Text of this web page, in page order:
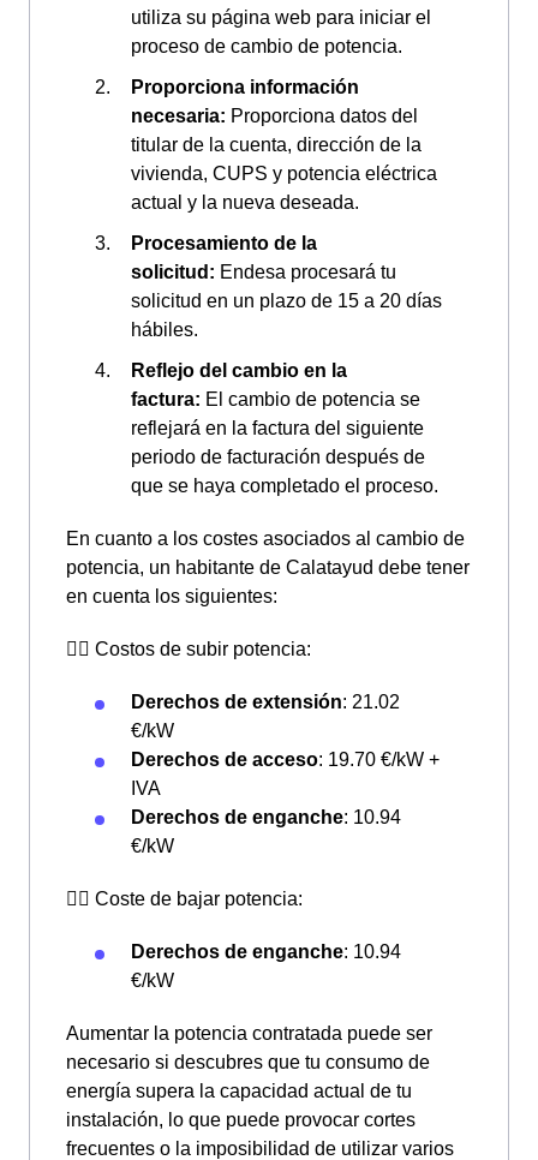
utiliza su página web para iniciar el
proceso de cambio de potencia.
Proporciona información
necesaria: Proporciona datos del
titular de la cuenta, dirección de la
vivienda, CUPS y potencia eléctrica
actual y la nueva deseada.
Procesamiento de la
solicitud: Endesa procesará tu
solicitud en un plazo de 15 a 20 días
hábiles.
Reflejo del cambio en la
factura: El cambio de potencia se
reflejará en la factura del siguiente
periodo de facturación después de
que se haya completado el proceso.
En cuanto a los costes asociados al cambio de
potencia, un habitante de Calatayud debe tener
en cuenta los siguientes:
👆🏼 Costos de subir potencia:
Derechos de extensión: 21.02
€/kW
Derechos de acceso: 19.70 €/kW +
IVA
Derechos de enganche: 10.94
€/kW
👇🏼 Coste de bajar potencia:
Derechos de enganche: 10.94
€/kW
Aumentar la potencia contratada puede ser
necesario si descubres que tu consumo de
energía supera la capacidad actual de tu
instalación, lo que puede provocar cortes
frecuentes o la imposibilidad de utilizar varios